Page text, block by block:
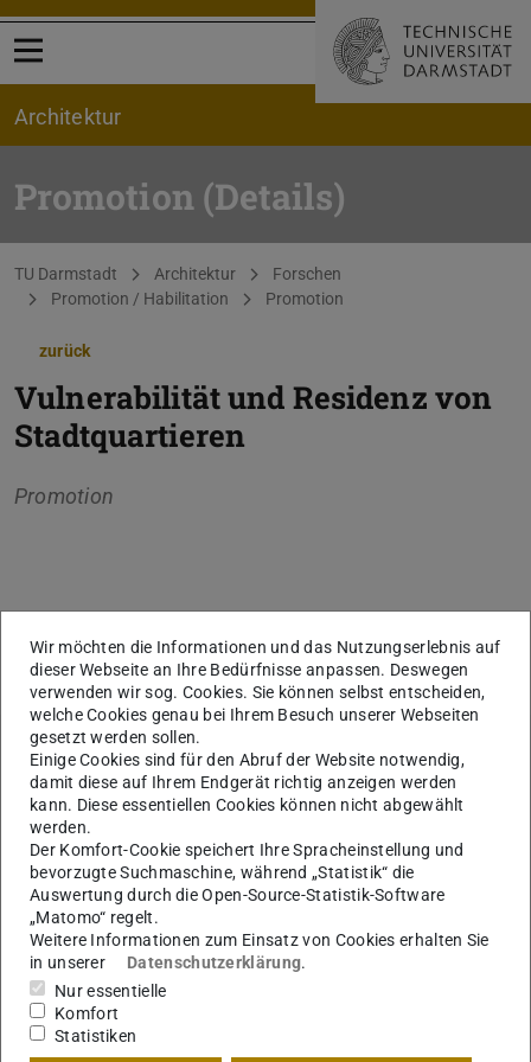
Menü öffnen
Architektur
Promotion (Details)
Sie befinden sich hier:
TU Darmstadt Architektur
Forschen
Promotion / Habilitation
Promotion
zurück
Vulnerabilität und Residenz von
Stadtquartieren
Promotion
KONTAKT
Weitere Daten
Ausgeschrieben am
20.04.2021
Angenommen am
20.04.2021
Fachgruppe
Stadtplanung (Fachgruppe E)
Wir möchten die Informationen und das Nutzungserlebnis auf
dieser Webseite an Ihre Bedürfnisse anpassen. Deswegen
verwenden wir sog. Cookies. Sie können selbst entscheiden,
welche Cookies genau bei Ihrem Besuch unserer Webseiten
gesetzt werden sollen.
Einige Cookies sind für den Abruf der Website notwendig,
damit diese auf Ihrem Endgerät richtig anzeigen werden
kann. Diese essentiellen Cookies können nicht abgewählt
werden.
Der Komfort-Cookie speichert Ihre Spracheinstellung und
bevorzugte Suchmaschine, während „Statistik“ die
Auswertung durch die Open-Source-Statistik-Software
„Matomo“ regelt.
Weitere Informationen zum Einsatz von Cookies erhalten Sie
in unserer
Datenschutzerklärung.
Nur essentielle
Komfort
Statistiken